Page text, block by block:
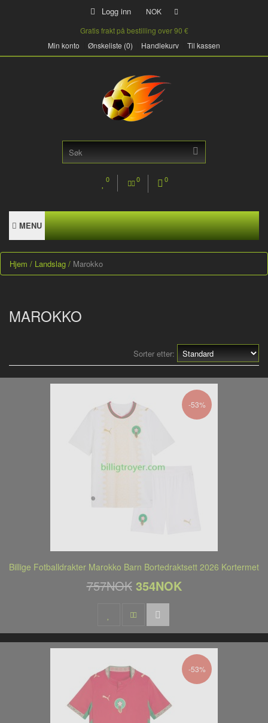
Logg inn
NOK
Gratis frakt på bestilling over 90 €
Min konto
Ønskeliste (0) Handlekurv Til kassen
0 0 0
MENU
Hjem Landslag Marokko
MAROKKO
Sorter etter:
-53%
Billige Fotballdrakter Marokko Barn Bortedraktsett 2026 Kortermet
757NOK 354NOK
-53%